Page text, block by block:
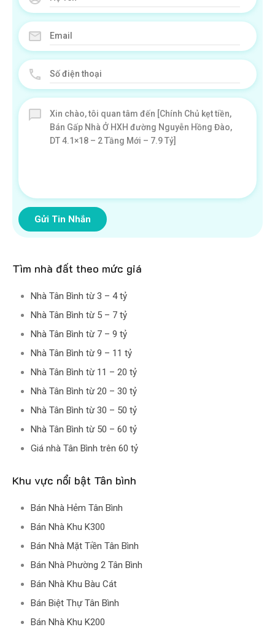
Gửi Tin Nhắn
Tìm nhà đất theo mức giá
Nhà Tân Bình từ 3 – 4 tỷ
Nhà Tân Bình từ 5 – 7 tỷ
Nhà Tân Bình từ 7 – 9 tỷ
Nhà Tân Bình từ 9 – 11 tỷ
Nhà Tân Bình từ 11 – 20 tỷ
Nhà Tân Bình từ 20 – 30 tỷ
Nhà Tân Bình từ 30 – 50 tỷ
Nhà Tân Bình từ 50 – 60 tỷ
Giá nhà Tân Bình trên 60 tỷ
Khu vực nổi bật Tân bình
Bán Nhà Hẻm Tân Bình
Bán Nhà Khu K300
Bán Nhà Mặt Tiền Tân Bình
Bán Nhà Phường 2 Tân Bình
Bán Nhà Khu Bàu Cát
Bán Biệt Thự Tân Bình
Bán Nhà Khu K200